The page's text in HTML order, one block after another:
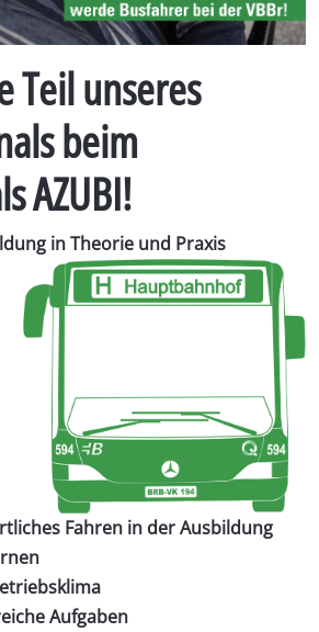
Teil unseres
beim
AZUBI!
in Theorie und Praxis
Fahren in der Ausbildung
Aufgaben